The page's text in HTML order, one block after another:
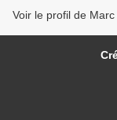
Voir le profil de